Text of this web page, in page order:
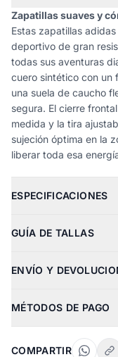
Zapatillas suaves y
Estas zapatillas
deportivo de gran
todas sus aventuras
cuero sintético con un
una suela de caucho
segura. El cierre
medida y la tira
sujeción óptima en la
liberar toda esa
ESPECIFICACIONES
GUÍA DE TALLAS
ENVÍO Y
MÉTODOS DE PAGO
COMPARTIR